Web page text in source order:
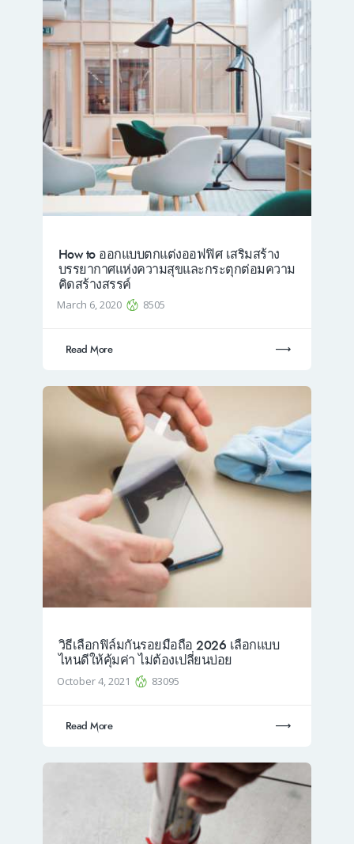
How to ออกแบบตกแต่งออฟฟิศ เสริมสร้าง
บรรยากาศแห่งความสุขและกระตุกต่อมความ
คิดสร้างสรรค์
March 6, 2020 8505
Read More
วิธีเลือกฟิล์มกันรอยมือถือ 2026 เลือกแบบ
ไหนดีให้คุ้มค่า ไม่ต้องเปลี่ยนบ่อย
October 4, 2021 83095
Read More